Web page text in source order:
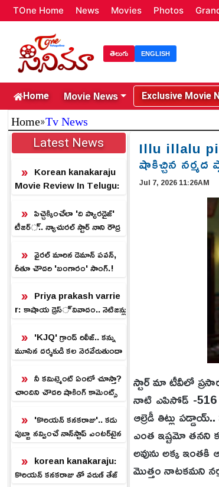
TOne Home News Movies Photos
తెలుగు ENGLISH
Home Movie News Exclusive Movie
Home»Tv News
Latest News
Korean kanakaraju
Movie Review In Telugu:
పిచ్చెక్కించేలా 'ది ప్యారడైజ్'
టీజర్.. న్యాచురల్ స్టార్ నాని రౌద్ర
వైరల్ మారిన డెమాన్ పవన్,
రీతూ చౌదరి 'బంగారం' సాంగ్.!
Priya prakash varrie
r: కాషాయ డ్రెస్ వివాదం.. నెటిజన్లు
'KJQ' గ్రాండ్ రిలీజ్.. కన్ను
మూసిన దర్శకుడి కల నెరవేరుతుందా
నీ కమిట్మెంట్ ఏంటో చూస్తా?
చాందిని చౌదరి షాకింగ్ కామెంట్స్
'కొరియన్ కనకరాజు'.. కడు
పుబ్బా నవ్వించే నాన్‌స్టాప్ ఎంటర్‌టైన
korean kanakaraju:
కొరియన్ కనకరాజు తో వరుణ్ తేజ్
Illu illalu
షాకిచ్చిన నర్మద
Jul 7, 2026 11:26AM
స్టార్ మా టీవీలో
నాటి ఎపిసోడ్ -516
ఆల్రెడీ తిట్లు
ఎంత ఇష్టమో తనని
అవును అక్క ఇంతకి
మొత్తం నాటకమని